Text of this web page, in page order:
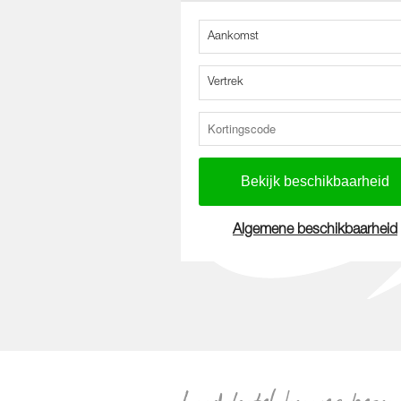
Aankomst
Vertrek
Algemene beschikbaarheid